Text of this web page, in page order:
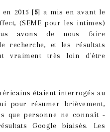
2015 [5] a mis en avant le
(SEME pour les intimes)
avons de nous faire
recherche, et les résultats
vraiment très loin d'être
étaient interrogés au
pour résumer brièvement,
que personne ne connaît -
Google biaisés. Les